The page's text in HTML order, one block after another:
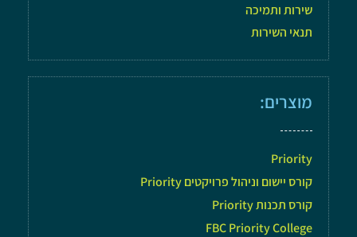
שירות ותמיכה
תנאי השירות
מוצרים:
Priority
קורס יישום וניהול פרויקטים Priority
קורס תכנות Priority
FBC Priority College